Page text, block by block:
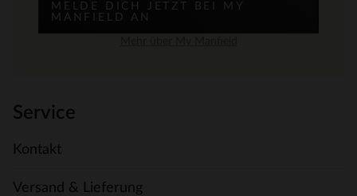
MELDE DICH JETZT BEI MY
MANFIELD AN
Service
Kontakt
Versand & Lieferung